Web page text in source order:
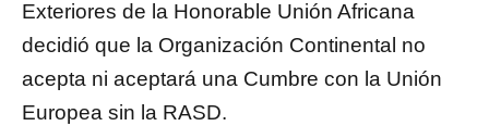
Exteriores de la Honorable Unión Africana
decidió que la Organización Continental no
acepta ni aceptará una Cumbre con la Unión
Europea sin la RASD.